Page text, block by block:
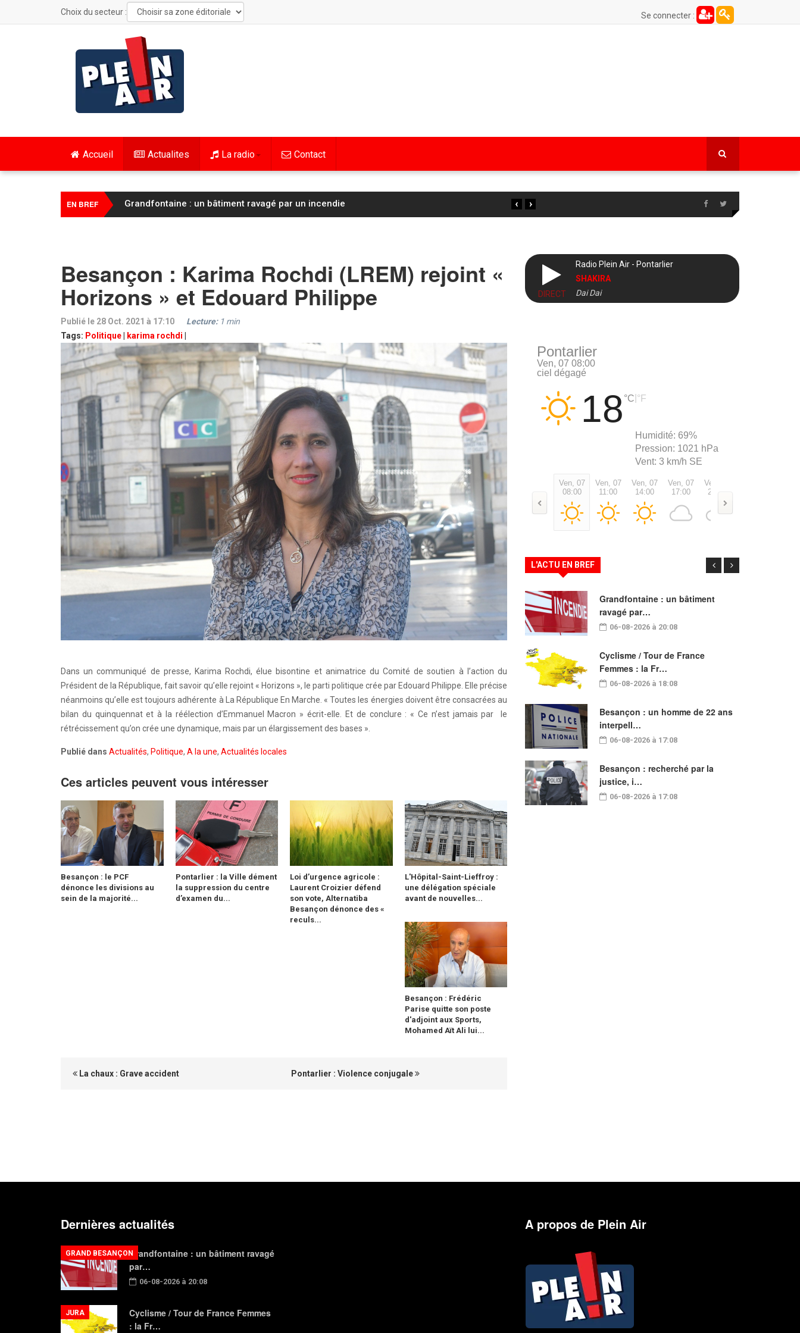
Choix du secteur : Se connecter :
Accueil Actualites La radio Contact
EN BREF Cyclisme / Tour de France Femmes : la Française Cédrine Kerbaol deuxième de la 6ᵉ ›
‹
Besançon : Karima Rochdi (LREM) rejoint «
Horizons » et Edouard Philippe
Publié le 28 Oct. 2021 à 17:10
Tags: Politique karima rochdi
Lecture: 1 min
Dans un communiqué de presse, Karima Rochdi, élue bisontine et animatrice du Comité de soutien à l’action du
Président de la République, fait savoir qu’elle rejoint « Horizons », le parti politique crée par Edouard Philippe. Elle précise
néanmoins qu’elle est toujours adhérente à La République En Marche. « Toutes les énergies doivent être consacrées au
bilan du quinquennat et à la réélection d’Emmanuel Macron » écrit-elle. Et de conclure : « Ce n’est jamais par le
rétrécissement qu’on crée une dynamique, mais par un élargissement des bases ».
Publié dans Actualités, Politique, A la une, Actualités locales
Ces articles peuvent vous intéresser
Besançon : le PCF
dénonce les divisions au
sein de la majorité...
Pontarlier : la Ville dément
la suppression du centre
d’examen du...
Loi d’urgence agricole :
Laurent Croizier défend
son vote, Alternatiba
Besançon dénonce des «
reculs...
L'Hôpital-Saint-Lieffroy :
une délégation spéciale
avant de nouvelles...
Besançon : Frédéric
Parise quitte son poste
d'adjoint aux Sports,
Mohamed Aït Ali lui...
La chaux : Grave accident Pontarlier : Violence conjugale
DIRECT
Radio Plein Air - Pontarlier
SHAKIRA
Dai Dai
Pontarlier
Ven, 07 08:00
ciel dégagé
18 °C °F
Humidité: 69%
Pression: 1021 hPa
Vent: 3 km/h SE
Ven, 07
08:00
Ven, 07
11:00
Ven, 07
14:00
Ven, 07
17:00
Ven, 07
20:00
L'ACTU EN BREF
Grandfontaine : un bâtiment
ravagé par…
06-08-2026 à 20:08
Cyclisme / Tour de France
Femmes : la Fr…
06-08-2026 à 18:08
Besançon : un homme de 22 ans
interpell…
06-08-2026 à 17:08
Besançon : recherché par la
justice, i…
06-08-2026 à 17:08
Dernières actualités
Grandfontaine : un bâtiment ravagé
par…
06-08-2026 à 20:08
GRAND BESANÇON
Cyclisme / Tour de France Femmes
: la Fr…
JURA
A propos de Plein Air